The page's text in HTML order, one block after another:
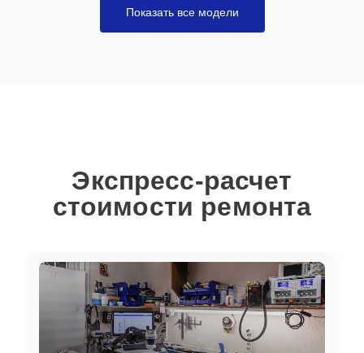
Показать все модели
Экспресс-расчет
стоимости ремонта